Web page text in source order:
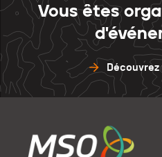
Vous êtes